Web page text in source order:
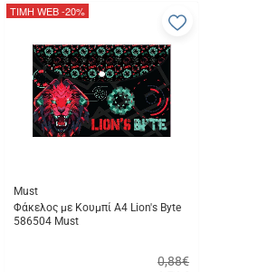
αγορά
Must
Φάκελος με Κουμπί Α4 Lion's Byte
586504 Must
0,88€
ΤΙΜΗ WEB-20%
Προσθήκη